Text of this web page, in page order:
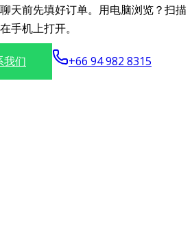
天前先填好订单。用电脑浏览？扫描
手机上打开。
我们 +66 94 982 8315